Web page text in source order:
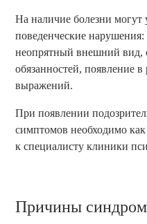
На наличие болезни могут
поведенческие нарушения:
неопрятный внешний вид,
обязанностей, появление
выражений.
При появлении
симптомов необходимо
к специалисту клиники
Причины